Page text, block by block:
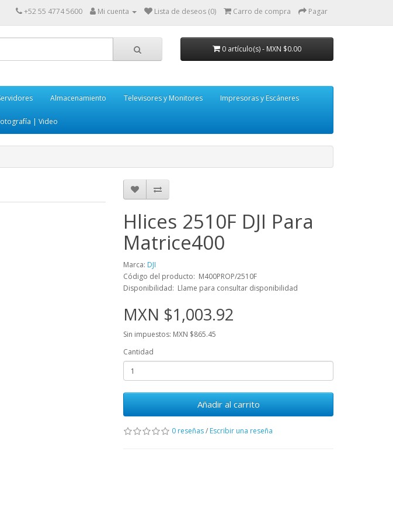
+52 55 4774 5600 Mi cuenta Lista de deseos (0) Carro de compra Pagar
0 artículo(s) - MXN $0.00
Almacenamiento Televisores y Monitores Impresoras y Escáneres
| Video
Hlices 2510F DJI Para
Matrice400
Marca: DJI
Código del producto: M400PROP/2510F
Disponibilidad: Llame para consultar disponibilidad
MXN $1,003.92
Sin impuestos: MXN $865.45
Cantidad
Añadir al carrito
0 reseñas/ Escribir una reseña